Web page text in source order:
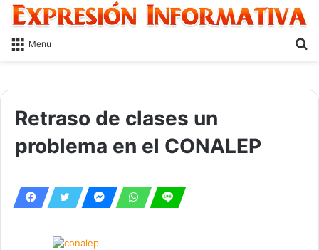
Menu
Retraso de clases un
problema en el CONALEP